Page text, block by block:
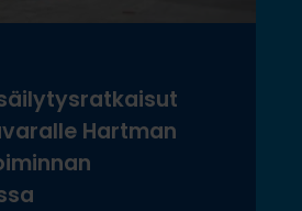
Hartman